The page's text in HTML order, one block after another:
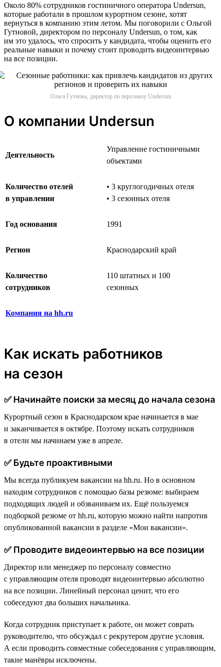
Около 80% сотрудников гостиничного оператора Undersun,
которые работали в прошлом курортном сезоне, хотят
вернуться в компанию этим летом. Мы поговорили с Ольгой
Гутновой, директором по персоналу Undersun, о том, как
им это удалось, что спросить у кандидата, чтобы оценить его
реальные навыки и почему стоит проводить видеоинтервью
на все позиции.
Ольга Гутнова, директор по персоналу Undersun
О компании Undersun
Деятельность
Управление гостиничными
объектами
Количество отелей
в управлении
• 3 круглогодичных отеля
• 3 сезонных отеля
Год основания 1991
Регион Краснодарский край
Количество
сотрудников
110 штатных и 100
сезонных
Компания на hh.ru
Как искать работников
на сезон
✅ Начинайте поиски за месяц до начала сезона
Курортный сезон в Краснодарском крае начинается в мае
и заканчивается в октябре. Поэтому искать сотрудников
в отели мы начинаем уже в апреле.
✅ Будьте проактивными
Мы всегда публикуем вакансии на hh.ru. Но в основном
находим сотрудников с помощью базы резюме: выбираем
подходящих людей и обзваниваем их. Ещё пользуемся
подборкой резюме от hh.ru, которую можно найти напротив
опубликованной вакансии в разделе «Мои вакансии».
✅ Проводите видеоинтервью на все позиции
Директор или менеджер по персоналу совместно
с управляющим отеля проводят видеоинтервью абсолютно
на все позиции. Линейный персонал ценит, что его
собеседуют два больших начальника.
Когда сотрудник приступает к работе, он может соврать
руководителю, что обсуждал с рекрутером другие условия.
А если проводить совместные собеседования с управляющим,
такие манёвры исключены.